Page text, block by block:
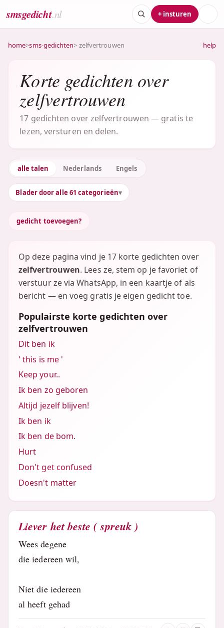
smsgedicht.nl + insturen
home>sms-gedichten> zelfvertrouwen help
Korte gedichten over
zelfvertrouwen
17 gedichten over zelfvertrouwen — gratis te
lezen, versturen en delen.
alle talen Nederlands Engels
Blader door alle 61 categorieën
gedicht toevoegen?
Op deze pagina vind je 17 korte gedichten over
zelfvertrouwen. Lees ze, stem op je favoriet of
verstuur ze via WhatsApp, in een kaartje of als
bericht — en voeg gratis je eigen gedicht toe.
Populairste korte gedichten over
zelfvertrouwen
Dit ben ik
' this is me '
Keep your..
Ik ben zo geboren
Altijd jezelf blijven!
Ik ben ik
Ik ben de bom.
Hurt
Don't get confused
Doesn't matter
Liever het beste ( spreuk )
Wees degene
die iedereen wil,
Niet die iedereen
al heeft gehad